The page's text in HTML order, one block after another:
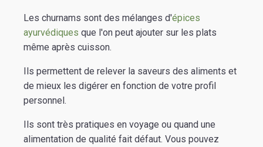
Les churnams sont des mélanges d'épices
ayurvédiques que l'on peut ajouter sur les plats
même après cuisson.
Ils permettent de relever la saveurs des aliments et
de mieux les digérer en fonction de votre profil
personnel.
Ils sont très pratiques en voyage ou quand une
alimentation de qualité fait défaut. Vous pouvez